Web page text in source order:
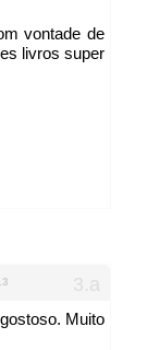
vontade de
livros super
Muito